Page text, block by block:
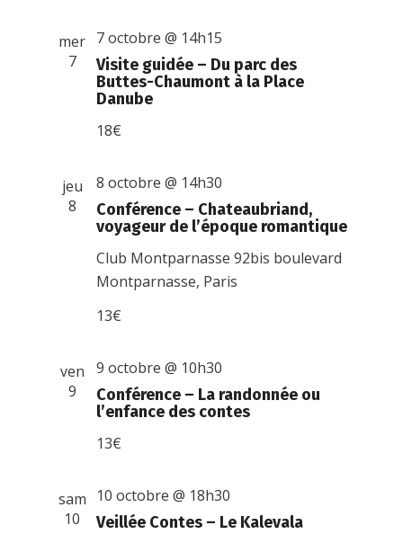
mer
7
Visite guidée – Du parc des
Buttes-Chaumont à la Place
Danube
7 octobre @ 14h15
18€
jeu
8
Conférence – Chateaubriand,
voyageur de l’époque romantique
8 octobre @ 14h30
Club Montparnasse92bis boulevard
Montparnasse, Paris
13€
ven
9
Conférence – La randonnée ou
l’enfance des contes
9 octobre @ 10h30
13€
sam
10
Veillée Contes – Le Kalevala
10 octobre @ 18h30